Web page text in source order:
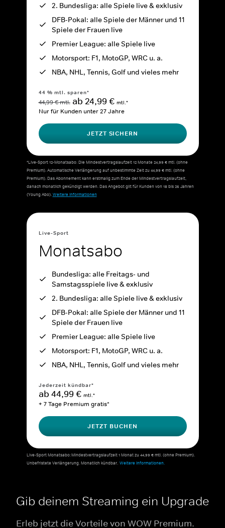
2. Bundesliga: alle Spiele live & exklusiv
DFB-Pokal: alle Spiele der Männer und 11
Spiele der Frauen live
Premier League: alle Spiele live
Motorsport: F1, MotoGP, WRC u. a.
NBA, NHL, Tennis, Golf und vieles mehr
44 % mtl. sparen*
44,99 € mtl. ab 24,99 € mtl.*
Nur für Kunden unter 27 Jahre
JETZT SICHERN
*Live-Sport 12-Monatsabo: Die Mindestvertragslaufzeit 12 Monate 24,99 € mtl. (ohne
Premium). Automatische Verlängerung auf unbestimmte Zeit zu 44,99 € mtl. (ohne
Premium). Das Abonnement kann erstmalig zum Ende der Mindestvertragslaufzeit,
danach monatlich gekündigt werden. Das Angebot gilt für Kunden von 18 bis 26 Jahren
(Young Abo).Weitere Informationen
Live-Sport
Monatsabo
Bundesliga: alle Freitags- und
Samstagsspiele live & exklusiv
2. Bundesliga: alle Spiele live & exklusiv
DFB-Pokal: alle Spiele der Männer und 11
Spiele der Frauen live
Premier League: alle Spiele live
Motorsport: F1, MotoGP, WRC u. a.
NBA, NHL, Tennis, Golf und vieles mehr
Jederzeit kündbar*
ab 44,99 € mtl.*
+ 7 Tage Premium gratis*
JETZT BUCHEN
Live-Sport Monatsabo: Mindestvertragslaufzeit 1 Monat zu 44,99 € mtl. (ohne Premium).
Unbefristete Verlängerung. Monatlich kündbar. Weitere Informationen.
Gib deinem Streaming ein Upgrade
Erleb jetzt die Vorteile von WOW Premium.